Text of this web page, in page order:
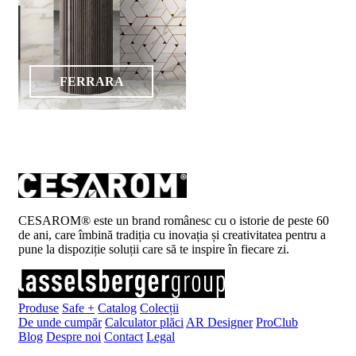
FERRARA
CESAROM® este un brand românesc cu o istorie de peste 60
de ani, care îmbină tradiția cu inovația și creativitatea pentru a
pune la dispoziție soluții care să te inspire în fiecare zi.
Produse Safe + Catalog Colecții
De unde cumpăr Calculator plăci AR Designer ProClub
Blog Despre noi Contact Legal